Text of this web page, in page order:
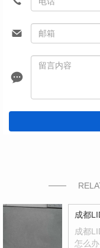
成都
成都
怎么